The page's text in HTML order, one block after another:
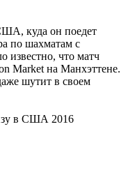
куда он поедет
по шахматам с
известно, что матч
Market на Манхэттене.
шутит в своем